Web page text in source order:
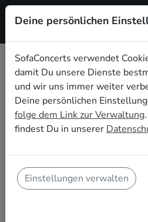
Funk Live-Musik
Geburtstag in
Schon wieder ist ein Jahrzehnt
nächster runder Geburtstag
eine ganz besondere Art und
kleine Gartenparty oder Feier
Nachbarschaft: Auf
Funk Live-Acts, die perfekt
Geburtstagsfeier in Herne
Deine persönlichen
SofaConcerts verwendet
damit Du unsere Dienste
und wir uns immer weiter
Deine persönlichen
folge dem Link zur Verwaltung
findest Du in unserer
Einstellungen verwalten